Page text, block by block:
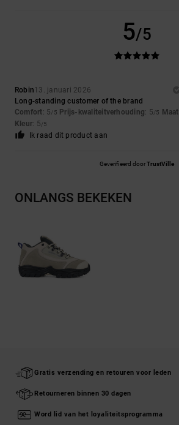
5/5
Robin13. januari 2026
Long-standing customer of the brand
Comfort: 5/5 Prijs-kwaliteitverhouding: 5/5 Maat
Kleur: 5/5
Ik raad dit product aan
Geverifieerd doorTrustVille
ONLANGS BEKEKEN
Gratis verzending en retouren voor leden
Retourneren binnen 30 dagen
Word lid van het loyaliteitsprogramma